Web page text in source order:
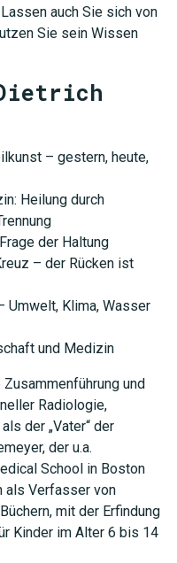
auch Sie sich von
Sie sein Wissen
– gestern, heute,
Heilung durch
der Haltung
– der Rücken ist
Umwelt, Klima, Wasser
und Medizin
und
Radiologie,
der „Vater“ der
der u.a.
School in Boston
als Verfasser von
mit der Erfindung
Kinder im Alter 6 bis 14